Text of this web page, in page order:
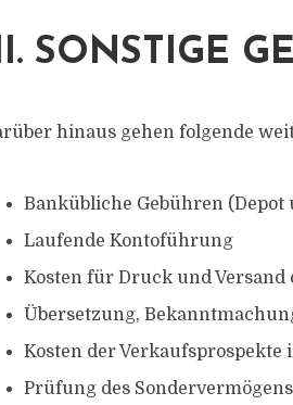
SONSTIGE
hinaus gehen folgende
Bankübliche Gebühren (Depot
Laufende Kontoführung
Kosten für Druck und Versand
Übersetzung,
Kosten der
Prüfung des Sondervermögens